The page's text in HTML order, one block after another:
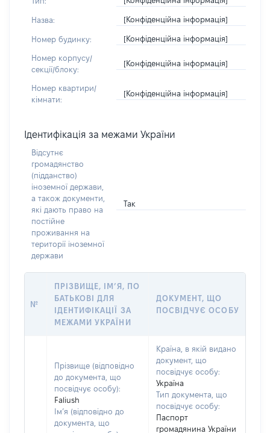
Назва: [Конфіденційна інформація]
Номер будинку: [Конфіденційна інформація]
Номер корпусу/
секції/блоку:
[Конфіденційна інформація]
Номер квартири/
кімнати:
[Конфіденційна інформація]
Ідентифікація за межами України
Відсутнє
громадянство
(підданство)
іноземної держави,
а також документи,
які дають право на
постійне
проживання на
території іноземної
держави
Так
№
ПРІЗВИЩЕ, ІМ’Я, ПО
БАТЬКОВІ ДЛЯ
ІДЕНТИФІКАЦІЇ ЗА
МЕЖАМИ УКРАЇНИ
ДОКУМЕНТ, ЩО
ПОСВІДЧУЄ ОСОБУ
Прізвище (відповідно
до документа, що
посвідчує особу):
Faliush
Ім’я (відповідно до
документа, що
Країна, в якій видано
документ, що
посвідчує особу:
Україна
Тип документа, що
посвідчує особу:
Паспорт
громадянина України